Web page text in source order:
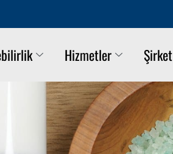
Hizmetler Şirket